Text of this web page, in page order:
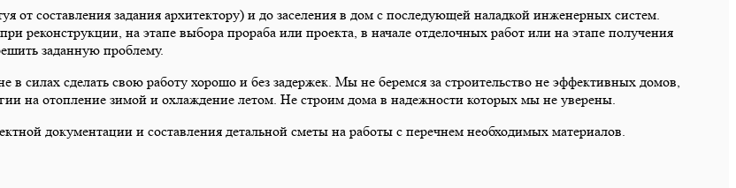
от составления задания архитектору) и до заселения в дом с последующей наладкой инженерных систем.
реконструкции, на этапе выбора прораба или проекта, в начале отделочных работ или на этапе получения
заданную проблему.
силах сделать свою работу хорошо и без задержек. Мы не беремся за строительство не эффективных домов,
на отопление зимой и охлаждение летом. Не строим дома в надежности которых мы не уверены.
документации и составления детальной сметы на работы с перечнем необходимых материалов.